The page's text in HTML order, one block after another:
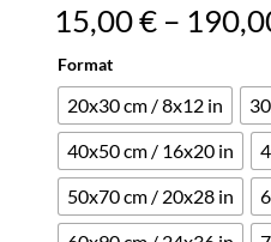
15,00€–
Format
20x30 cm / 8x12 in
40x50 cm / 16x20 in
50x70 cm / 20x28 in